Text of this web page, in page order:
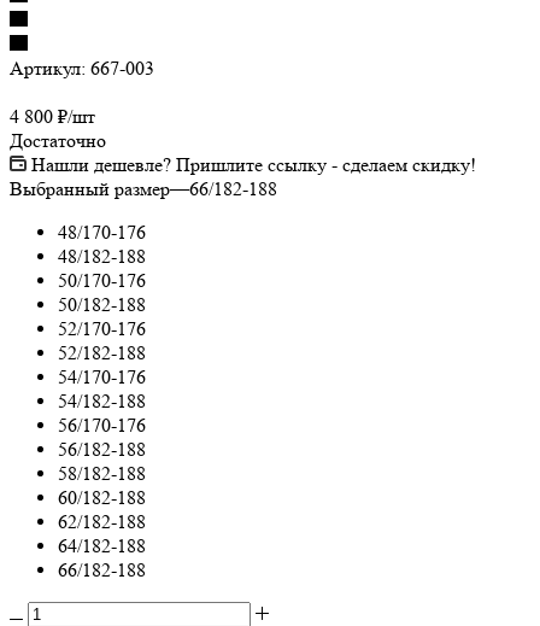
Артикул: 667-003
4 800 ₽/шт
Достаточно
Нашли дешевле? Пришлите ссылку - сделаем скидку!
Выбранный размер—66/182-188
48/170-176
48/182-188
50/170-176
50/182-188
52/170-176
52/182-188
54/170-176
54/182-188
56/170-176
56/182-188
58/182-188
60/182-188
62/182-188
64/182-188
66/182-188